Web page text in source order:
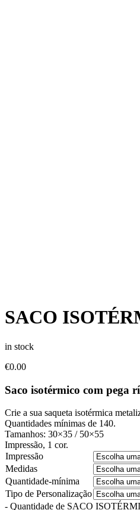
SACO
in stock
€0.00
Saco isotérmico com pega
Crie a sua saqueta isotérmica
Quantidades mínimas de 140.
Tamanhos: 30×35 / 50×55
Impressão, 1 cor.
Impressão
Medidas
Quantidade-mínima
Tipo de Personalização
- Quantidade de SACO